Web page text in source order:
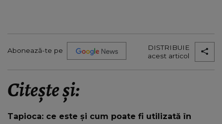
Abonează-te pe
DISTRIBUIE
acest articol
Citește și:
Tapioca: ce este și cum poate fi utilizată în